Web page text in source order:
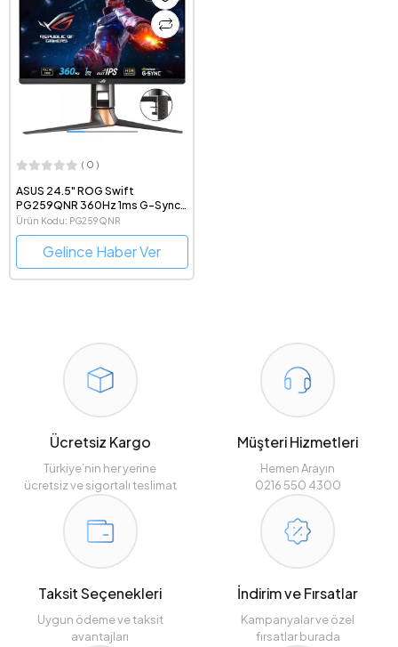
( 0 )
ASUS 24.5" ROG Swift
PG259QNR 360Hz 1ms G-Sync
HDR 1080p IPS LED eSpor
Gaming Monitör
Ürün Kodu: PG259QNR
Gelince Haber Ver
Ücretsiz Kargo
Türkiye’nin her yerine
ücretsiz ve sigortalı teslimat
Müşteri Hizmetleri
Hemen Arayın
0216 550 4300
Taksit Seçenekleri
Uygun ödeme ve taksit
avantajları
İndirim ve Fırsatlar
Kampanyalar ve özel
fırsatlar burada